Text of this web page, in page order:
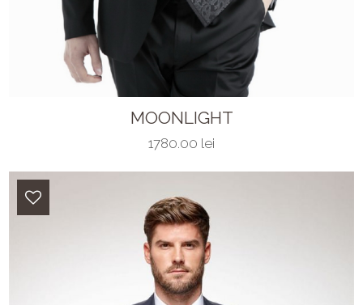
MOONLIGHT
1780.00 lei